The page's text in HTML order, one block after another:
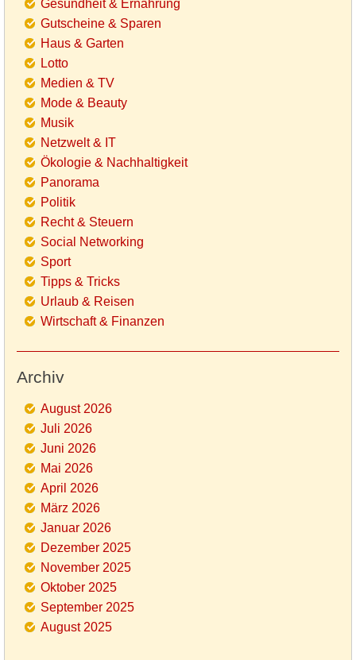
Gesundheit & Ernährung
Gutscheine & Sparen
Haus & Garten
Lotto
Medien & TV
Mode & Beauty
Musik
Netzwelt & IT
Ökologie & Nachhaltigkeit
Panorama
Politik
Recht & Steuern
Social Networking
Sport
Tipps & Tricks
Urlaub & Reisen
Wirtschaft & Finanzen
Archiv
August 2026
Juli 2026
Juni 2026
Mai 2026
April 2026
März 2026
Januar 2026
Dezember 2025
November 2025
Oktober 2025
September 2025
August 2025